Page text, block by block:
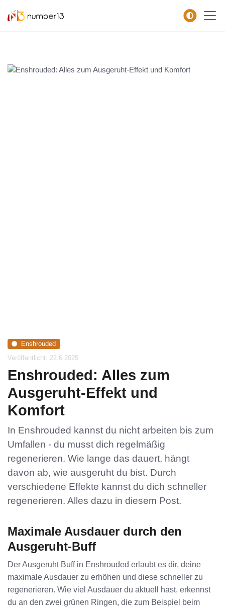
Enshrouded
Veröffentlicht: 22.6.2025
Enshrouded: Alles zum
Ausgeruht-Effekt und
Komfort
In Enshrouded kannst du nicht arbeiten bis zum
Umfallen - du musst dich regelmäßig
regenerieren. Wie lange das dauert, hängt
davon ab, wie ausgeruht du bist. Durch
verschiedene Effekte kannst du dich schneller
regenerieren. Alles dazu in diesem Post.
Maximale Ausdauer durch den
Ausgeruht-Buff
Der Ausgeruht Buff in Enshrouded erlaubt es dir, deine
maximale Ausdauer zu erhöhen und diese schneller zu
regenerieren. Wie viel Ausdauer du aktuell hast, erkennst
du an den zwei grünen Ringen, die zum Beispiel beim